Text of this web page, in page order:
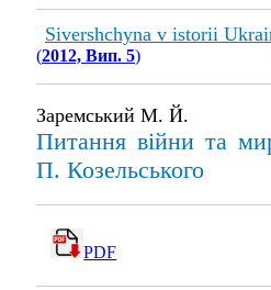
Sivershchyna v istorii
(2012, Вип. 5)
Заремський М. Й.
Питання війни та
П. Козельського
PDF